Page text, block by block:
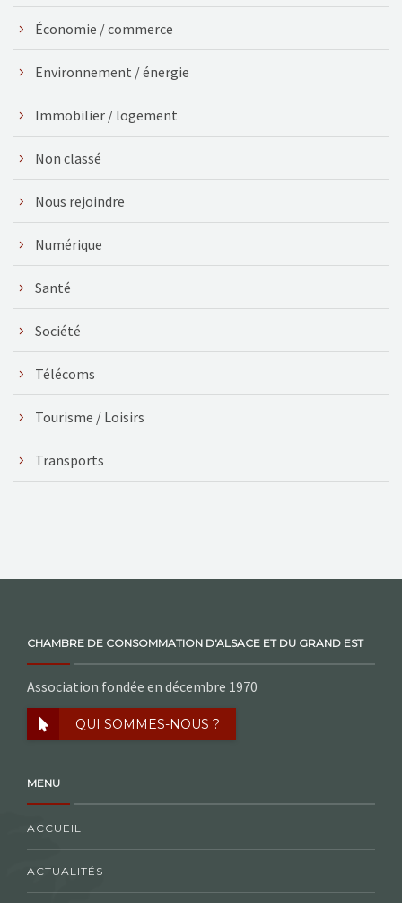
Économie / commerce
Environnement / énergie
Immobilier / logement
Non classé
Nous rejoindre
Numérique
Santé
Société
Télécoms
Tourisme / Loisirs
Transports
CHAMBRE DE CONSOMMATION D'ALSACE ET DU GRAND EST
Association fondée en décembre 1970
QUI SOMMES-NOUS ?
MENU
ACCUEIL
ACTUALITÉS